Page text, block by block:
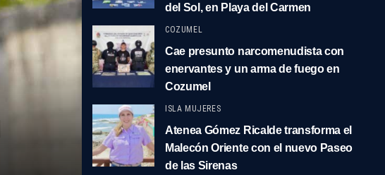
del Sol, en Playa del Carmen
COZUMEL
Cae presunto narcomenudista con
enervantes y un arma de fuego en
Cozumel
ISLA MUJERES
Atenea Gómez Ricalde transforma el
Malecón Oriente con el nuevo Paseo
de las Sirenas